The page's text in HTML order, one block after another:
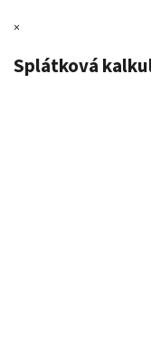
×
Splátková